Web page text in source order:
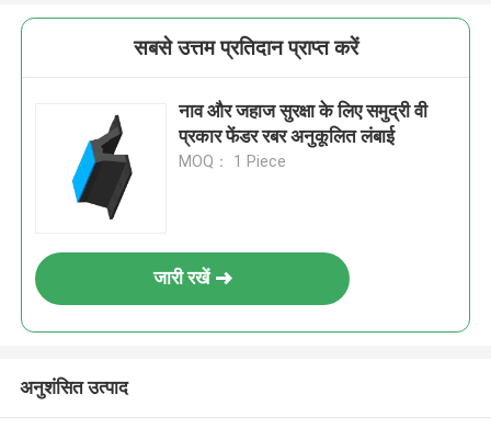
सबसे उत्तम प्रतिदान प्राप्त करें
नाव और जहाज सुरक्षा के लिए समुद्री वी
प्रकार फेंडर रबर अनुकूलित लंबाई
MOQ： 1 Piece
जारी रखें
अनुशंसित उत्पाद